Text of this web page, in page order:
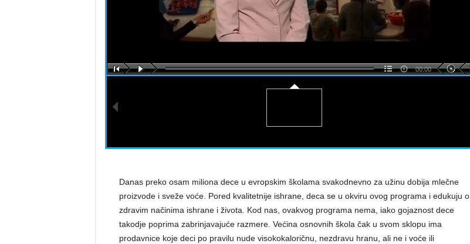
a
t
00:00
Danas preko osam miliona dece u evropskim školama svakodnevno za užinu dobija mlečne
proizvode i sveže voće. Pored kvalitetnije ishrane, deca se u okviru ovog programa i edukuju o
zdravim načinima ishrane i života. Kod nas, ovakvog programa nema, iako gojaznost dece
takodje poprima zabrinjavajuće razmere. Većina osnovnih škola čak u svom sklopu ima
prodavnice koje deci po pravilu nude visokokaloričnu, nezdravu hranu, ali ne i voće ili